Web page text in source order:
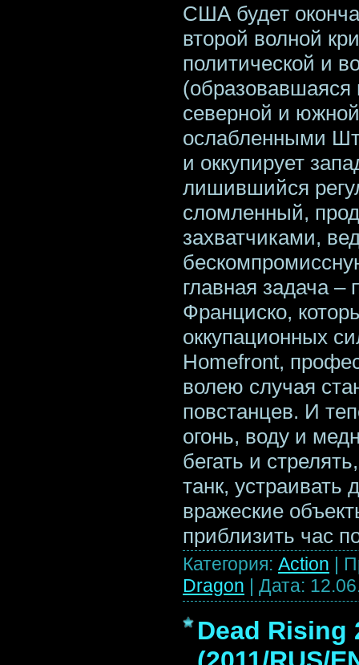
США будет
второй волной
политической и
(образовавшаяся
северной и
ослабленными
и оккупирует
лишившийся
сломленный,
захватчиками,
главная задача –
Франциско,
оккупационных
Homefront,
волею случая
повстанцев. И
огонь, воду и
бегать и
танк, устраивать
вражеские
приблизить час
Категория: Action |
Dragon | Дата:
Dead Rising